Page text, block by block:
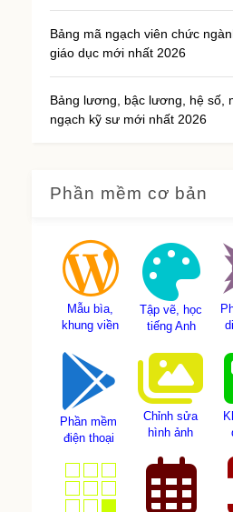
Bảng mã ngạch viên chức
giáo dục mới nhất 2026
Bảng lương, bậc lương, hệ số,
ngạch kỹ sư mới nhất 2026
Phần mềm cơ bản
Mẫu bìa,
khung viền
Tập vẽ, học
tiếng Anh
Phần mềm
điện thoại
Chỉnh sửa
hình ảnh